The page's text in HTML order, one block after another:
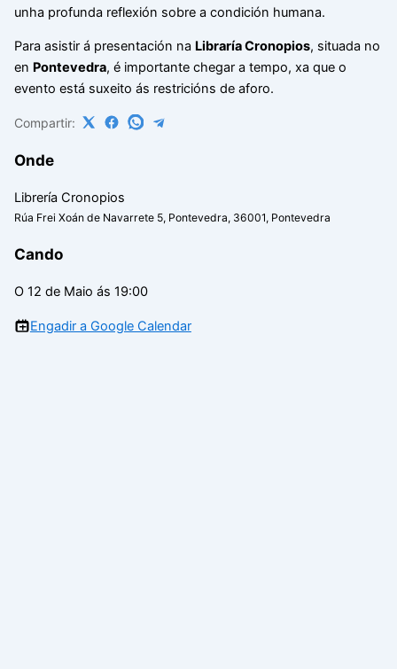
unha profunda reflexión sobre a condición humana.
Para asistir á presentación na Libraría Cronopios, situada no
en Pontevedra, é importante chegar a tempo, xa que o
evento está suxeito ás restricións de aforo.
Compartir:
Onde
Librería Cronopios
Rúa Frei Xoán de Navarrete 5, Pontevedra, 36001, Pontevedra
Cando
O 12 de Maio ás 19:00
Engadir a Google Calendar